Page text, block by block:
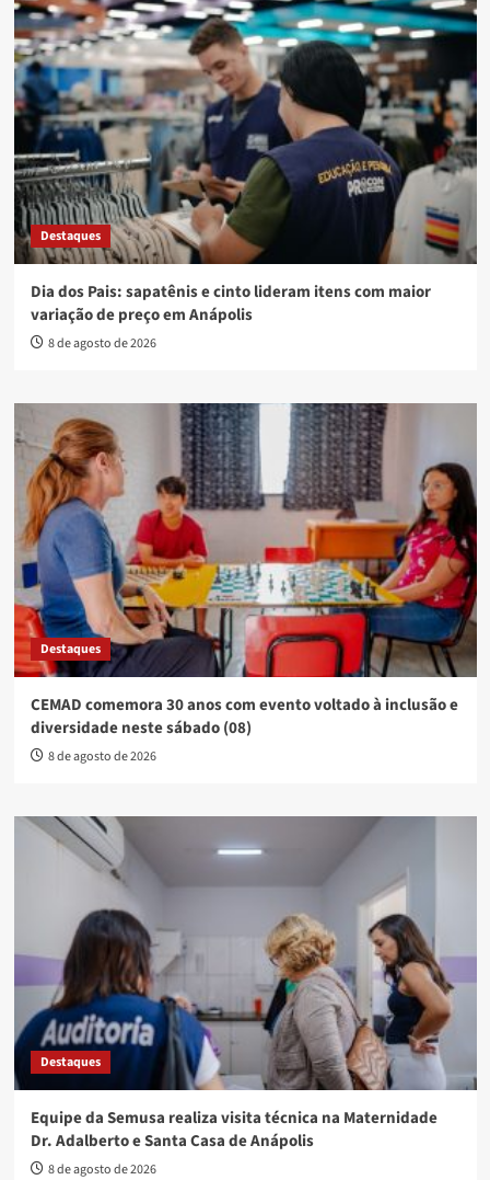
Destaques
Dia dos Pais: sapatênis e cinto lideram itens com maior
variação de preço em Anápolis
8 de agosto de 2026
Destaques
CEMAD comemora 30 anos com evento voltado à inclusão e
diversidade neste sábado (08)
8 de agosto de 2026
Destaques
Equipe da Semusa realiza visita técnica na Maternidade
Dr. Adalberto e Santa Casa de Anápolis
8 de agosto de 2026